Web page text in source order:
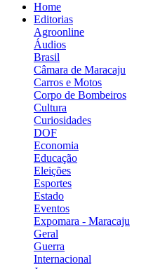
Home
Editorias
Agroonline
Áudios
Brasil
Câmara de Maracaju
Carros e Motos
Corpo de Bombeiros
Cultura
Curiosidades
DOF
Economia
Educação
Eleições
Esportes
Estado
Eventos
Expomara - Maracaju
Geral
Guerra
Internacional